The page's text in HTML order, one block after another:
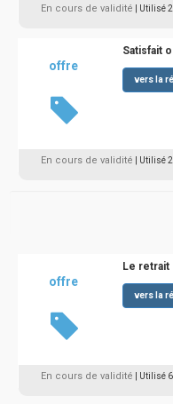
En cours de validité | Utilisé
offre
Satisfait
vers la
En cours de validité | Utilisé
offre
Le retrait
vers la
En cours de validité | Utilisé